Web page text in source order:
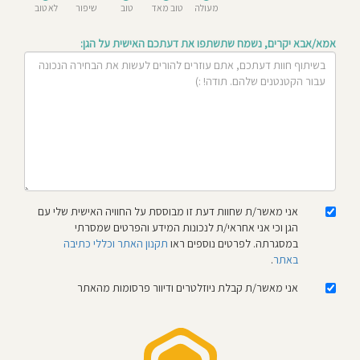
מעולה טוב מאד טוב
שיפור
לא טוב
אמא/אבא יקרים, נשמח שתשתפו את דעתכם האישית על הגן:
אני מאשר/ת שחוות דעת זו מבוססת על החוויה האישית שלי עם
הגן וכי אני אחראי/ת לנכונות המידע והפרטים שמסרתי
במסגרתה. לפרטים נוספים ראו תקנון האתר וכללי כתיבה
באתר.
אני מאשר/ת קבלת ניוזלטרים ודיוור פרסומות מהאתר